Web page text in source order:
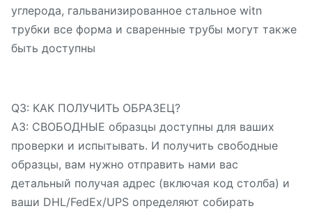
углерода, гальванизированное стальное witn
трубки все форма и сваренные трубы могут также
быть доступны
Q3: КАК ПОЛУЧИТЬ ОБРАЗЕЦ?
A3: СВОБОДНЫЕ образцы доступны для ваших
проверки и испытывать. И получить свободные
образцы, вам нужно отправить нами вас
детальный получая адрес (включая код столба) и
ваши DHL/FedEx/UPS определяют собирать